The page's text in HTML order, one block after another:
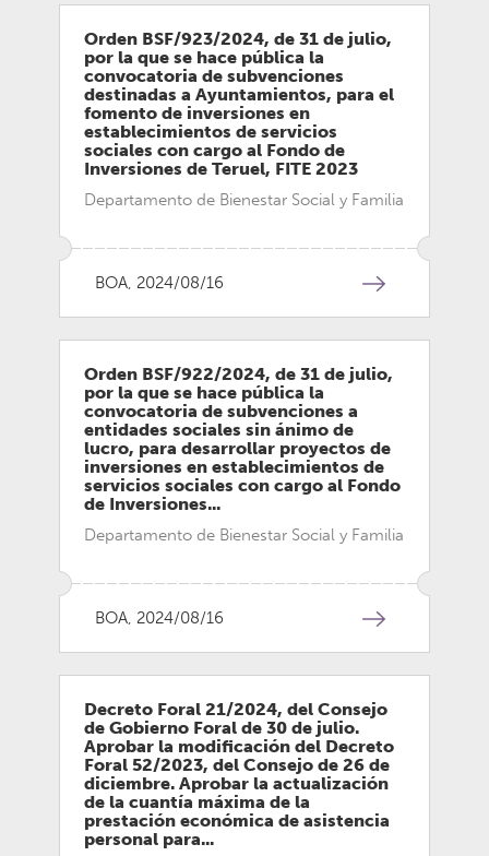
Orden BSF/923/2024, de 31 de julio,
por la que se hace pública la
convocatoria de subvenciones
destinadas a Ayuntamientos, para el
fomento de inversiones en
establecimientos de servicios
sociales con cargo al Fondo de
Inversiones de Teruel, FITE 2023
Departamento de Bienestar Social y Familia
BOA, 2024/08/16
Orden BSF/922/2024, de 31 de julio,
por la que se hace pública la
convocatoria de subvenciones a
entidades sociales sin ánimo de
lucro, para desarrollar proyectos de
inversiones en establecimientos de
servicios sociales con cargo al Fondo
de Inversiones...
Departamento de Bienestar Social y Familia
BOA, 2024/08/16
Decreto Foral 21/2024, del Consejo
de Gobierno Foral de 30 de julio.
Aprobar la modificación del Decreto
Foral 52/2023, del Consejo de 26 de
diciembre. Aprobar la actualización
de la cuantía máxima de la
prestación económica de asistencia
personal para...